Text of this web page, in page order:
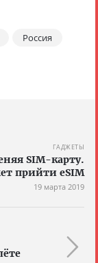
Россия
ГАДЖЕТЫ
SIM-карту.
прийти eSIM
19 марта 2019